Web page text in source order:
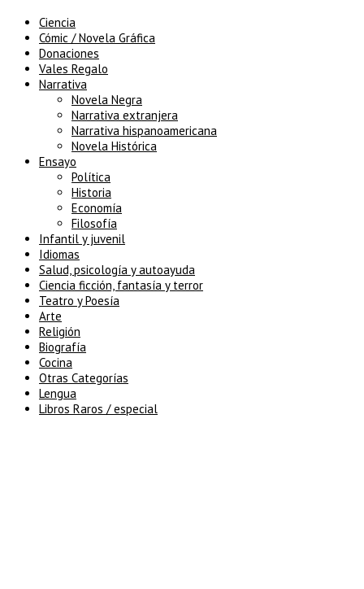
Ciencia
Cómic / Novela Gráfica
Donaciones
Vales Regalo
Narrativa
Novela Negra
Narrativa extranjera
Narrativa hispanoamericana
Novela Histórica
Ensayo
Política
Historia
Economía
Filosofía
Infantil y juvenil
Idiomas
Salud, psicología y autoayuda
Ciencia ficción, fantasía y terror
Teatro y Poesía
Arte
Religión
Biografía
Cocina
Otras Categorías
Lengua
Libros Raros / especial